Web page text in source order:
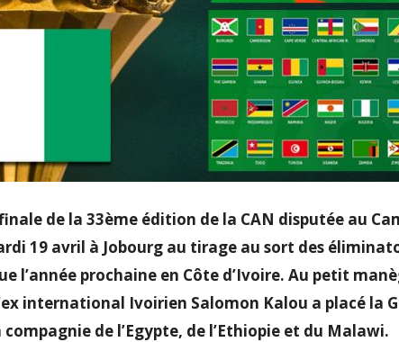
de la 33ème édition de la CAN disputée au
19 avril à Jobourg au tirage au sort des
l’année prochaine en Côte d’Ivoire. Au petit
international Ivoirien Salomon Kalou a placé la
compagnie de l’Egypte, de l’Ethiopie et du Malawi.